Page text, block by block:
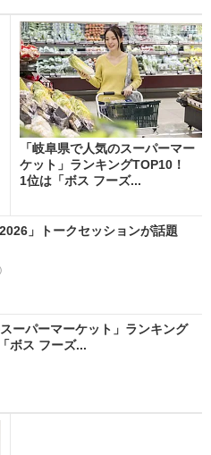
「岐阜県で人気のスーパーマー
ケット」ランキングTOP10！
1位は「ボス フーズ...
」トークセッションが話題
スーパーマーケット」ランキング
ボス フーズ...